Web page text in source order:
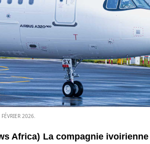
2026.
Africa) La compagnie